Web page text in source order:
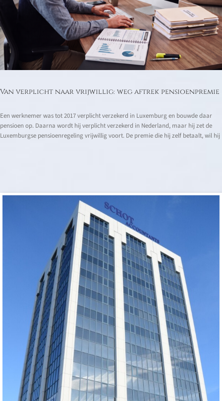
Van verplicht naar vrijwillig: weg aftrek pensioenpremie
Een werknemer was tot 2017 verplicht verzekerd in Luxemburg en bouwde daar
pensioen op. Daarna wordt hij verplicht verzekerd in Nederland, maar hij zet de
Luxemburgse pensioenregeling vrijwillig voort. De premie die hij zelf betaalt, wil hij